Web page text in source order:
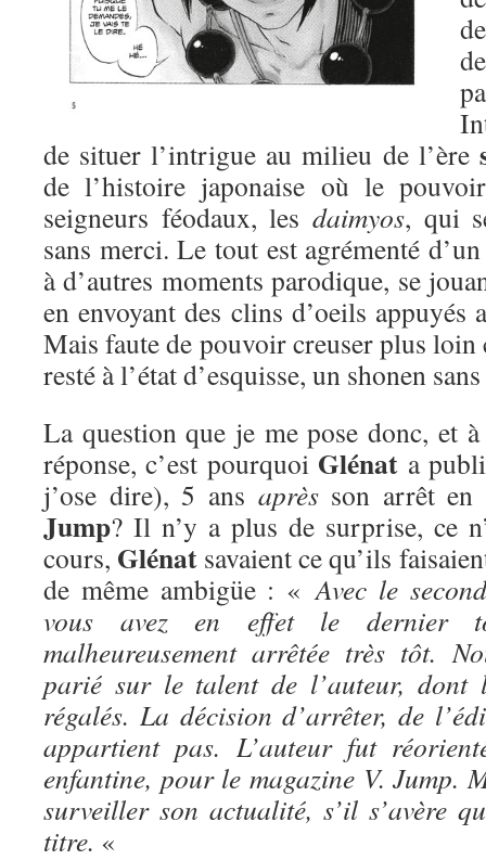
de situer l’intrigue au milieu de l’ère
de l’histoire japonaise où le
seigneurs féodaux, les daimyos, qui
sans merci. Le tout est agrémenté
à d’autres moments parodique, se
en envoyant des clins d’oeils appuyés
Mais faute de pouvoir creuser plus
resté à l’état d’esquisse, un shonen
La question que je me pose donc, et
réponse, c’est pourquoi Glénat a
j’ose dire), 5 ans aprèsson arrêt en
Jump? Il n’y a plus de surprise, ce
cours, Glénat savaient ce qu’ils
de même ambigüe : «Avec le
vous avez en effet le dernier
malheureusement arrêtée très tôt.
parié sur le talent de l’auteur, dont
régalés. La décision d’arrêter, de
appartient pas. L’auteur fut
enfantine, pour le magazine V. Jump.
surveiller son actualité, s’il s’avère
titre. «